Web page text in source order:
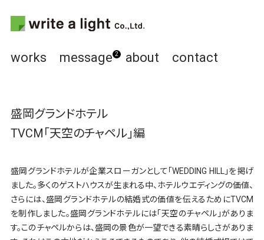
works message 2 about contact
盛岡グランドホテル
TVCM「天空のチャペル」編
盛岡グランドホテルが企業スローガンとして「WEDDING HILL」を掲げ
ました。多くのゲストハウスが生まれる中、ホテルウエディングの価値、
さらには、盛岡グランドホテルの結婚式の価値を伝えるためにTVCM
を制作しました。盛岡グランドホテルには「天空のチャペル」がありま
す。このチャペルからは、盛岡の景色が一望できる素晴らしさがありま